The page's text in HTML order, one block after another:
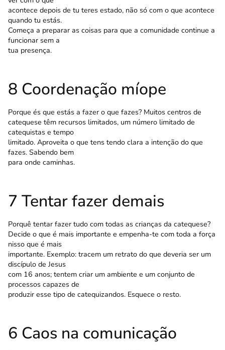
acontece depois de tu teres estado, não só com o que acontece
quando tu estás.
Começa a preparar as coisas para que a comunidade continue a
funcionar sem a
tua presença.
8 Coordenação míope
Porque és que estás a fazer o que fazes? Muitos centros de
catequese têm recursos limitados, um número limitado de
catequistas e tempo
limitado. Aproveita o que tens tendo clara a intenção do que
fazes. Sabendo bem
para onde caminhas.
7 Tentar fazer demais
Porquê tentar fazer tudo com todas as crianças da catequese?
Decide o que é mais importante e empenha-te com toda a força
nisso que é mais
importante. Exemplo: tracem um retrato do que deveria ser um
discípulo de Jesus
com 16 anos; tentem criar um ambiente e um conjunto de
processos capazes de
produzir esse tipo de catequizandos. Esquece o resto.
6 Caos na comunicação